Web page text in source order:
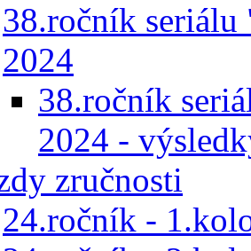
38.ročník
2024
38.ročník
2024 -
zručnosti
24.ročník -